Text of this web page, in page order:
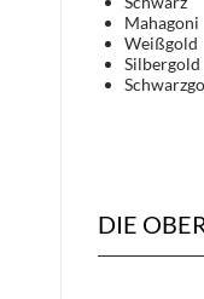
Mahagoni
Weißgold
Silbergold
DIE